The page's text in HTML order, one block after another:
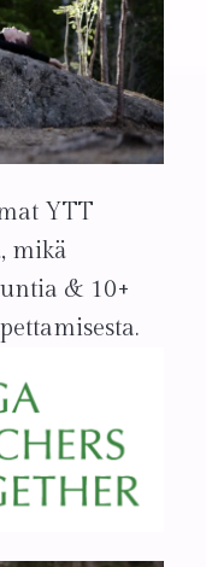
YTT
mikä
& 10+